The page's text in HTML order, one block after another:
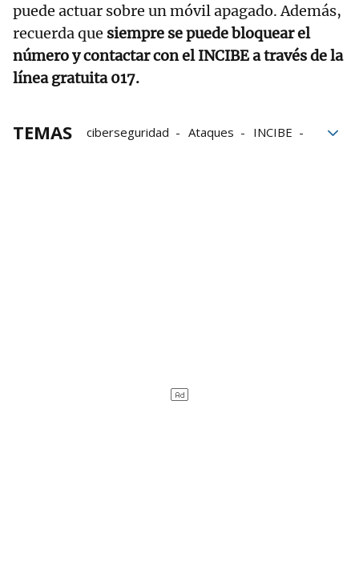
puede actuar sobre un móvil apagado. Además,
recuerda que siempre se puede bloquear el
número y contactar con el INCIBE a través de la
línea gratuita 017.
TEMAS ciberseguridad Ataques
INCIBE